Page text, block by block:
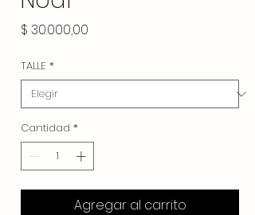
$ 30.000,00
TALLE *
Cantidad *
Agregar al carrito